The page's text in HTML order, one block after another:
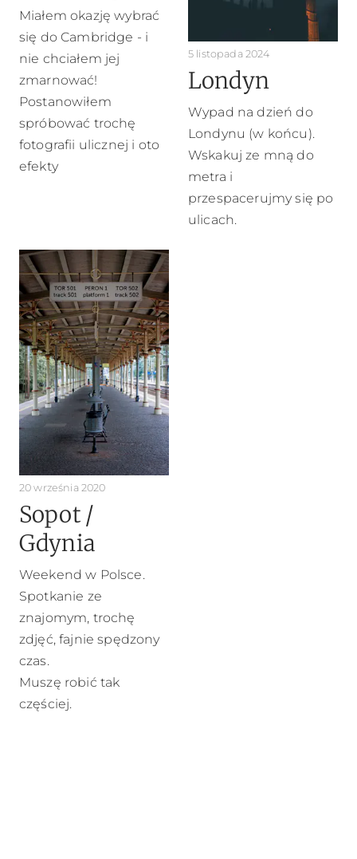
Miałem okazję wybrać
się do Cambridge - i
nie chciałem jej
zmarnować!
Postanowiłem
spróbować trochę
fotografii ulicznej i oto
efekty
5 listopada 2024
Londyn
Wypad na dzień do
Londynu (w końcu).
Wskakuj ze mną do
metra i
przespacerujmy się po
ulicach.
20 września 2020
Sopot /
Gdynia
Weekend w Polsce.
Spotkanie ze
znajomym, trochę
zdjęć, fajnie spędzony
czas.
Muszę robić tak
częściej.